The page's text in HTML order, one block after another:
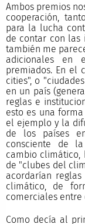
Ambos premios
cooperación,
para la lucha
de contar con las
también me
adicionales en
premiados. En el
cities", o
en un país
reglas e
esto es una
el ejemplo y la
de los países
consciente de
cambio
de "clubes del
acordarían
climático, de
comerciales entre
Como decía al